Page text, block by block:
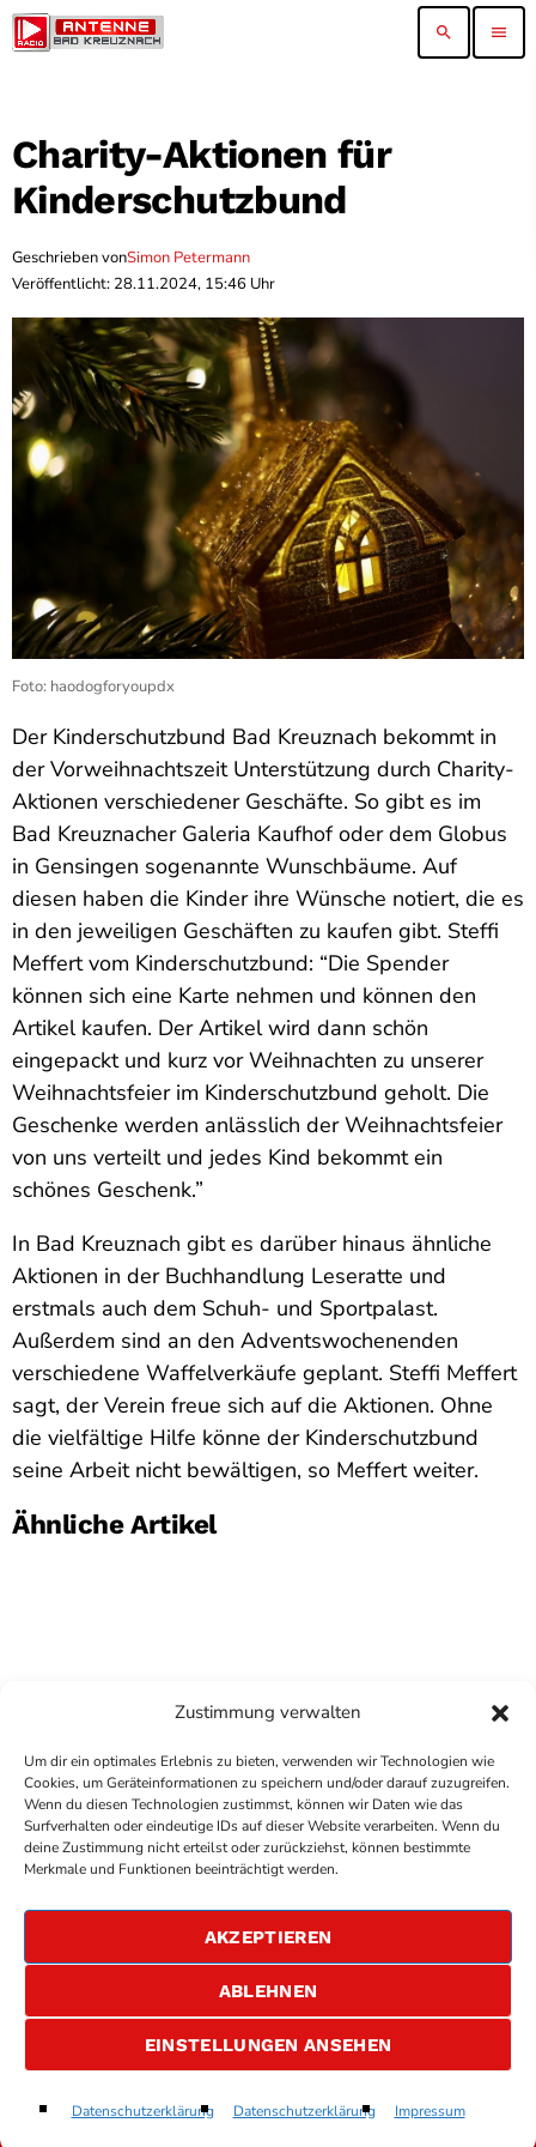
Zustimmung verwalten
Um dir ein optimales Erlebnis zu bieten, verwenden wir Technologien wie
Cookies, um Geräteinformationen zu speichern und/oder darauf zuzugreifen.
Wenn du diesen Technologien zustimmst, können wir Daten wie das
Surfverhalten oder eindeutige IDs auf dieser Website verarbeiten. Wenn du
deine Zustimmung nicht erteilst oder zurückziehst, können bestimmte
Merkmale und Funktionen beeinträchtigt werden.
AKZEPTIEREN
ABLEHNEN
EINSTELLUNGEN ANSEHEN
Datenschutzerklärung Datenschutzerklärung Impressum
play_arrow Antenne Bad Kreuznach
search menu
Charity-Aktionen für
Kinderschutzbund
Geschrieben vonSimon Petermann
Veröffentlicht: 28.11.2024, 15:46 Uhr
Foto: haodogforyoupdx
Der Kinderschutzbund Bad Kreuznach bekommt in
der Vorweihnachtszeit Unterstützung durch Charity-
Aktionen verschiedener Geschäfte. So gibt es im
Bad Kreuznacher Galeria Kaufhof oder dem Globus
in Gensingen sogenannte Wunschbäume. Auf
diesen haben die Kinder ihre Wünsche notiert, die es
in den jeweiligen Geschäften zu kaufen gibt. Steffi
Meffert vom Kinderschutzbund: “Die Spender
können sich eine Karte nehmen und können den
Artikel kaufen. Der Artikel wird dann schön
eingepackt und kurz vor Weihnachten zu unserer
Weihnachtsfeier im Kinderschutzbund geholt. Die
Geschenke werden anlässlich der Weihnachtsfeier
von uns verteilt und jedes Kind bekommt ein
schönes Geschenk.”
In Bad Kreuznach gibt es darüber hinaus ähnliche
Aktionen in der Buchhandlung Leseratte und
erstmals auch dem Schuh- und Sportpalast.
Außerdem sind an den Adventswochenenden
verschiedene Waffelverkäufe geplant. Steffi Meffert
sagt, der Verein freue sich auf die Aktionen. Ohne
die vielfältige Hilfe könne der Kinderschutzbund
seine Arbeit nicht bewältigen, so Meffert weiter.
Ähnliche Artikel
COPYRIGHTANTENNE BAD KREUZNACH
DATENSCHUTZERKLÄRUNG
ALLGEMEINE GESCHÄFTSBEDINGUNGEN
GEWINNSPIELBEDINGUNGEN